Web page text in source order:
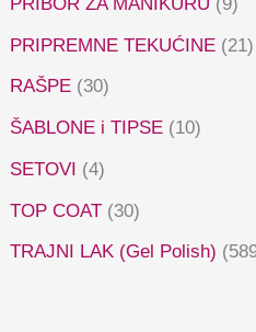
PRIPREMNE TEKUĆINE (21)
RAŠPE (30)
ŠABLONE i TIPSE (10)
SETOVI (4)
TOP COAT (30)
TRAJNI LAK (Gel Polish)